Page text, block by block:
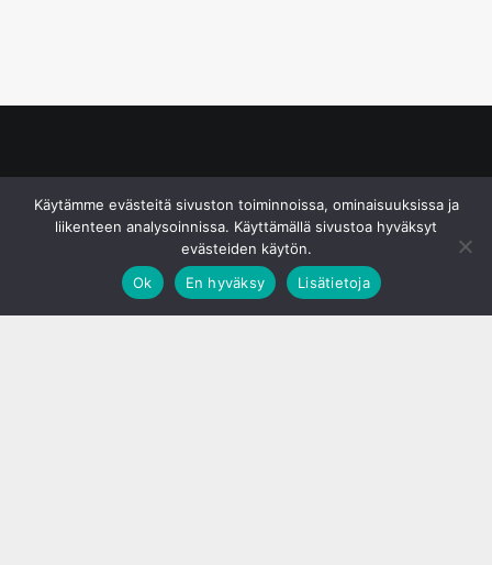
Käytämme evästeitä sivuston toiminnoissa, ominaisuuksissa ja
liikenteen analysoinnissa. Käyttämällä sivustoa hyväksyt
evästeiden käytön.
Ok
En hyväksy Lisätietoja